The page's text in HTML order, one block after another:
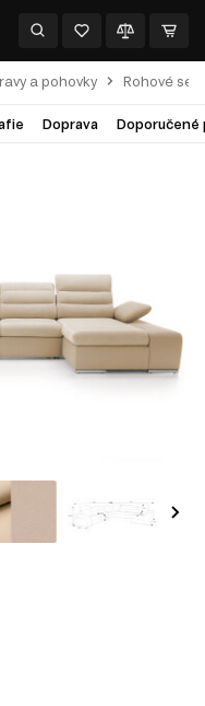
a pohovky Rohové
Doprava Doporučené